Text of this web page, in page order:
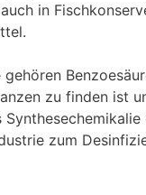
in
zu finden ist
zum